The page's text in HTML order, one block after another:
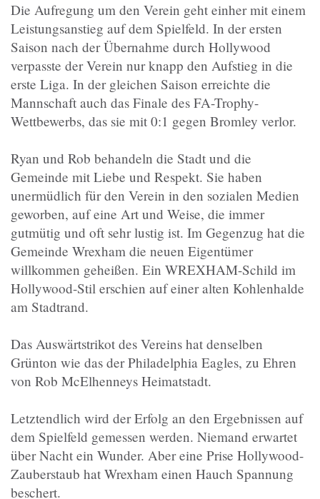
Die Aufregung um den Verein geht einher mit einem
Leistungsanstieg auf dem Spielfeld. In der ersten
Saison nach der Übernahme durch Hollywood
verpasste der Verein nur knapp den Aufstieg in die
erste Liga. In der gleichen Saison erreichte die
Mannschaft auch das Finale des FA-Trophy-
Wettbewerbs, das sie mit 0:1 gegen Bromley verlor.
Ryan und Rob behandeln die Stadt und die
Gemeinde mit Liebe und Respekt. Sie haben
unermüdlich für den Verein in den sozialen Medien
geworben, auf eine Art und Weise, die immer
gutmütig und oft sehr lustig ist. Im Gegenzug hat die
Gemeinde Wrexham die neuen Eigentümer
willkommen geheißen. Ein WREXHAM-Schild im
Hollywood-Stil erschien auf einer alten Kohlenhalde
am Stadtrand.
Das Auswärtstrikot des Vereins hat denselben
Grünton wie das der Philadelphia Eagles, zu Ehren
von Rob McElhenneys Heimatstadt.
Letztendlich wird der Erfolg an den Ergebnissen auf
dem Spielfeld gemessen werden. Niemand erwartet
über Nacht ein Wunder. Aber eine Prise Hollywood-
Zauberstaub hat Wrexham einen Hauch Spannung
beschert.